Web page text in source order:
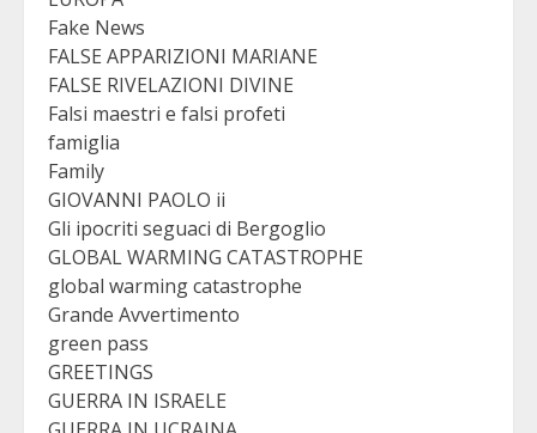
Fake News
FALSE APPARIZIONI MARIANE
FALSE RIVELAZIONI DIVINE
Falsi maestri e falsi profeti
famiglia
Family
GIOVANNI PAOLO ii
Gli ipocriti seguaci di Bergoglio
GLOBAL WARMING CATASTROPHE
global warming catastrophe
Grande Avvertimento
green pass
GREETINGS
GUERRA IN ISRAELE